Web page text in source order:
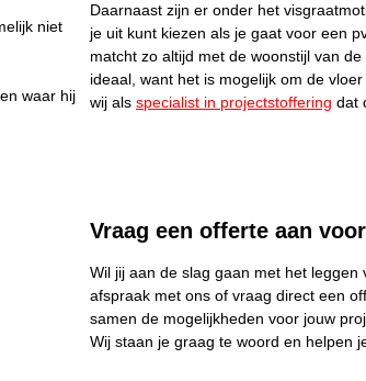
niet
waar hij
Daarnaast zijn er onder het
je uit kunt kiezen als je gaat voor een
matcht zo altijd met de woonstijl van
ideaal, want het is mogelijk om de
wij als specialist in projectstoffering dat
Vraag een offerte aan
Wil jij aan de slag gaan met het
afspraak met ons of vraag direct een
samen de mogelijkheden voor jouw
Wij staan je graag te woord en helpen